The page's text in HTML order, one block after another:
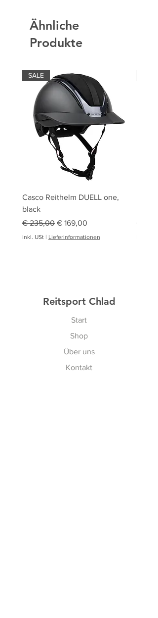
Ähnliche
Produkte
SALE
Casco Reithelm DUELL one,
black
Standardpreis
€ 235,00 Sale-Preis
€ 169,00
inkl. USt | Lieferinformationen
€
Reitsport Chlad
Start
Shop
Über uns
Kontakt